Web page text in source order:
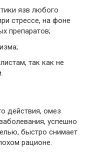
язв любого
стрессе, на фоне
препаратов;
так как не
действия, омез
успешно
быстро снимает
рационе.